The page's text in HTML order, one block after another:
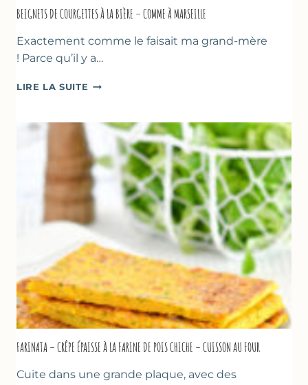
BEIGNETS DE COURGETTES À LA BIÈRE – COMME À MARSEILLE
Exactement comme le faisait ma grand-mère
! Parce qu’il y a…
LIRE LA SUITE BEIGNETS
LA
BIÈRE
–
COMME
À
MARSEILLE
FARINATA – CRÊPE ÉPAISSE À LA FARINE DE POIS CHICHE – CUISSON AU FOUR
Cuite dans une grande plaque, avec des